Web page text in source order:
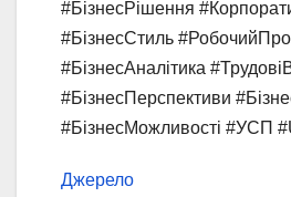
#БізнесРішення
#БізнесСтиль
#БізнесАналітика
#БізнесПерспективи
#БізнесМожливості #УСП
Джерело